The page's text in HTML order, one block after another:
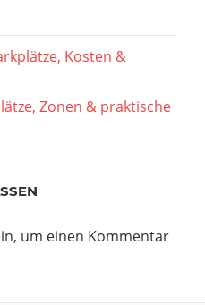
Kosten &
Zonen & praktische
um einen Kommentar